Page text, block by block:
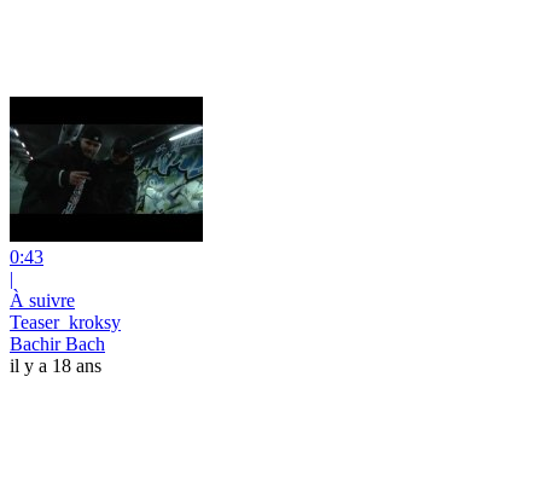
0:43
|
À suivre
Teaser_kroksy
Bachir Bach
il y a 18 ans